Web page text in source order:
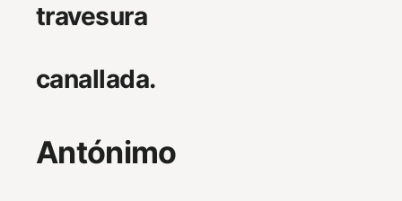
travesura
canallada.
Antónimo